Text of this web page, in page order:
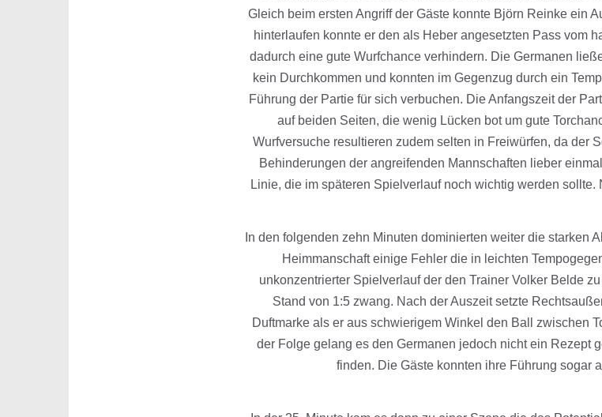
Gleich beim ersten Angriff der Gäste konnte Björn Reinke ein
hinterlaufen konnte er den als Heber angesetzten Pass vom
dadurch eine gute Wurfchance verhindern. Die Germanen
kein Durchkommen und konnten im Gegenzug durch ein
Führung der Partie für sich verbuchen. Die Anfangszeit der
auf beiden Seiten, die wenig Lücken bot um gute
Wurfversuche resultieren zudem selten in Freiwürfen, da der
Behinderungen der angreifenden Mannschaften lieber
Linie, die im späteren Spielverlauf noch wichtig werden sollte.
In den folgenden zehn Minuten dominierten weiter die starken
Heimmanschaft einige Fehler die in leichten
unkonzentrierter Spielverlauf der den Trainer Volker Belde
Stand von 1:5 zwang. Nach der Auszeit setzte
Duftmarke als er aus schwierigem Winkel den Ball zwischen
der Folge gelang es den Germanen jedoch nicht ein Rezept
finden. Die Gäste konnten ihre Führung sogar